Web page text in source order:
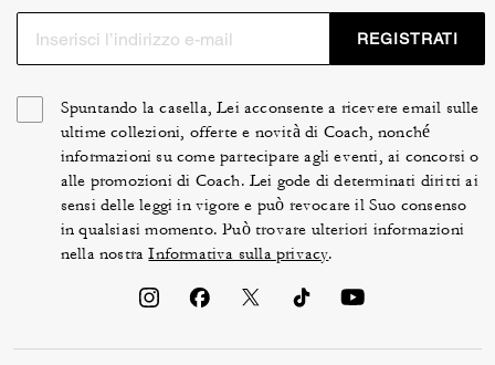
REGISTRATI
Spuntando la casella, Lei acconsente a ricevere email sulle
ultime collezioni, offerte e novità di Coach, nonché
informazioni su come partecipare agli eventi, ai concorsi o
alle promozioni di Coach. Lei gode di determinati diritti ai
sensi delle leggi in vigore e può revocare il Suo consenso
in qualsiasi momento. Può trovare ulteriori informazioni
nella nostraInformativa sulla privacy.